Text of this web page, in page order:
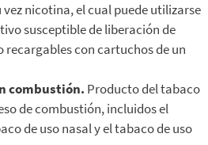
nicotina, el cual puede utilizarse
susceptible de liberación de
recargables con cartuchos de un
combustión. Producto del tabaco
de combustión, incluidos el
de uso nasal y el tabaco de uso